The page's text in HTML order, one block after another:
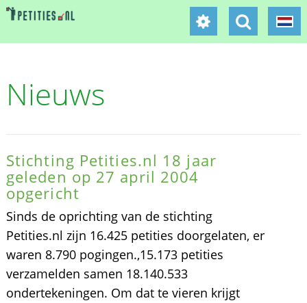
Nieuws
Stichting Petities.nl 18 jaar
geleden op 27 april 2004
opgericht
Sinds de oprichting van de stichting
Petities.nl zijn 16.425 petities doorgelaten, er
waren 8.790 pogingen.,15.173 petities
verzamelden samen 18.140.533
ondertekeningen. Om dat te vieren krijgt